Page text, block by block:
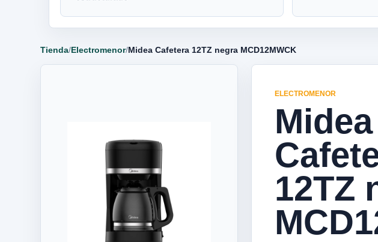
Tienda/Electromenor/Midea Cafetera 12TZ negra MCD12MWCK
ELECTROMENOR
Midea
12TZ